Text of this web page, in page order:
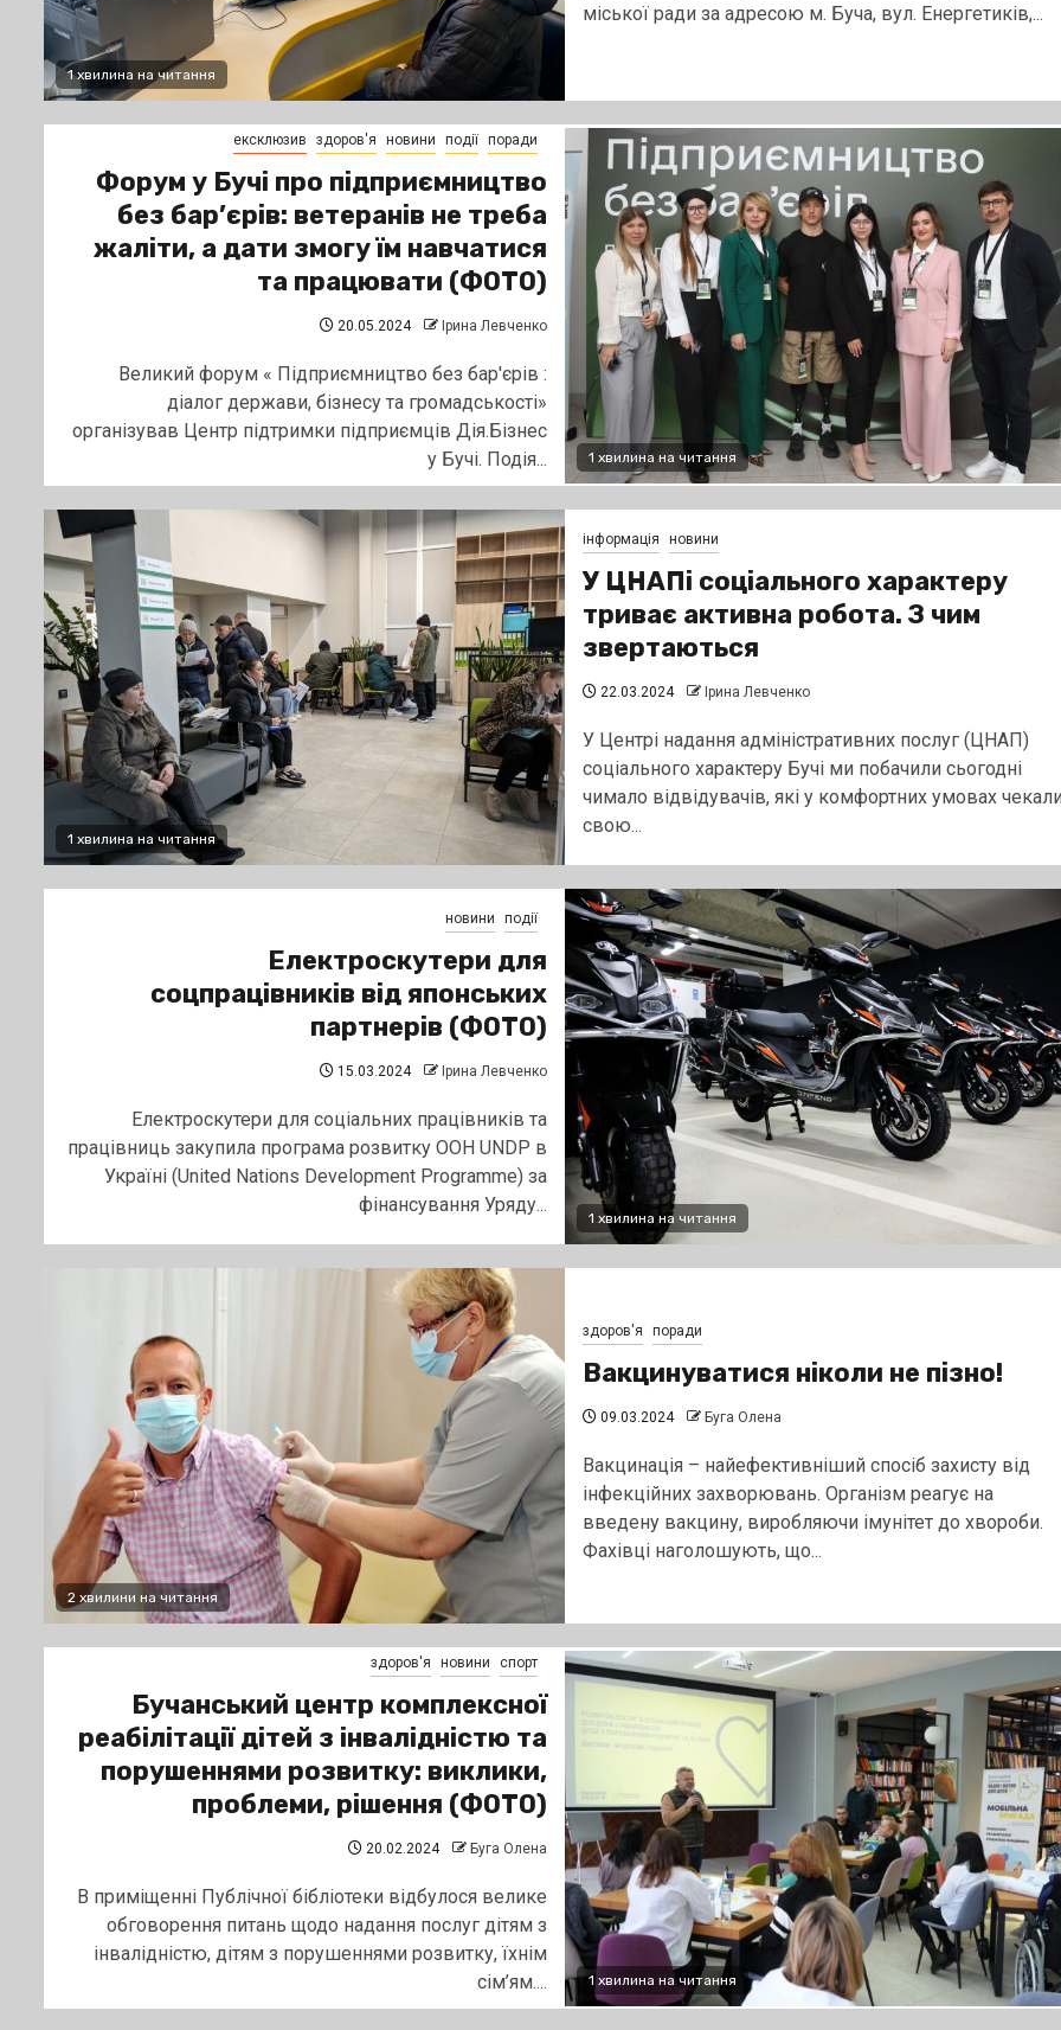
1 хвилина на читання
міської ради за адресою м. Буча, вул. Енергетиків,...
1 хвилина на читання
ексклюзив здоров'я новини події поради
Форум у Бучі про підприємництво
без бар’єрів: ветеранів не треба
жаліти, а дати змогу їм навчатися
та працювати (ФОТО)
20.05.2024 Ірина Левченко
Великий форум « Підприємництво без бар'єрів :
діалог держави, бізнесу та громадськості»
організував Центр підтримки підприємців Дія.Бізнес
у Бучі. Подія...
1 хвилина на читання
інформація новини
У ЦНАПі соціального характеру
триває активна робота. З чим
звертаються
22.03.2024 Ірина Левченко
У Центрі надання адміністративних послуг (ЦНАП)
соціального характеру Бучі ми побачили сьогодні
чимало відвідувачів, які у комфортних умовах
свою...
1 хвилина на читання
новини події
Електроскутери для
соцпрацівників від японських
партнерів (ФОТО)
15.03.2024 Ірина Левченко
Електроскутери для соціальних працівників та
працівниць закупила програма розвитку ООН UNDP в
Україні (United Nations Development Programme) за
фінансування Уряду...
2 хвилини на читання
здоров'я поради
Вакцинуватися ніколи не пізно!
09.03.2024 Буга Олена
Вакцинація – найефективніший спосіб захисту від
інфекційних захворювань. Організм реагує на
введену вакцину, виробляючи імунітет до хвороби.
Фахівці наголошують, що...
1 хвилина на читання
здоров'я новини спорт
Бучанський центр комплексної
реабілітації дітей з інвалідністю та
порушеннями розвитку: виклики,
проблеми, рішення (ФОТО)
20.02.2024 Буга Олена
В приміщенні Публічної бібліотеки відбулося велике
обговорення питань щодо надання послуг дітям з
інвалідністю, дітям з порушеннями розвитку, їхнім
сім’ям....